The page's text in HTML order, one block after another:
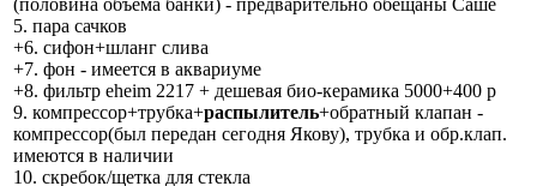
5. пара сачков
+6. сифон+шланг слива
+7. фон - имеется в аквариуме
+8. фильтр eheim 2217 + дешевая био-керамика 5000+400 р
9. компрессор+трубка+распылитель+обратный клапан -
компрессор(был передан сегодня Якову), трубка и обр.клап.
имеются в наличии
10. скребок/щетка для стекла